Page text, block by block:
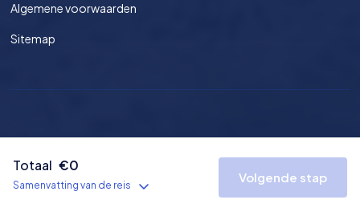
Totaal €0
Samenvatting van de reis
Volgende stap
Algemene voorwaarden
Sitemap
Privacy Voorwaarden Sitemap Nederland EUR